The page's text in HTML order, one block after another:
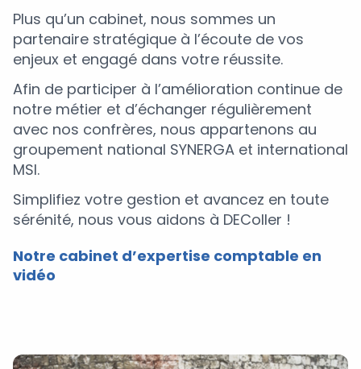
Plus qu’un cabinet, nous sommes un
partenaire stratégique à l’écoute de vos
enjeux et engagé dans votre réussite.
Afin de participer à l’amélioration continue de
notre métier et d’échanger régulièrement
avec nos confrères, nous appartenons au
groupement national SYNERGA et international
MSI.
Simplifiez votre gestion et avancez en toute
sérénité, nous vous aidons à DEColler !
Notre cabinet d’expertise comptable en
vidéo